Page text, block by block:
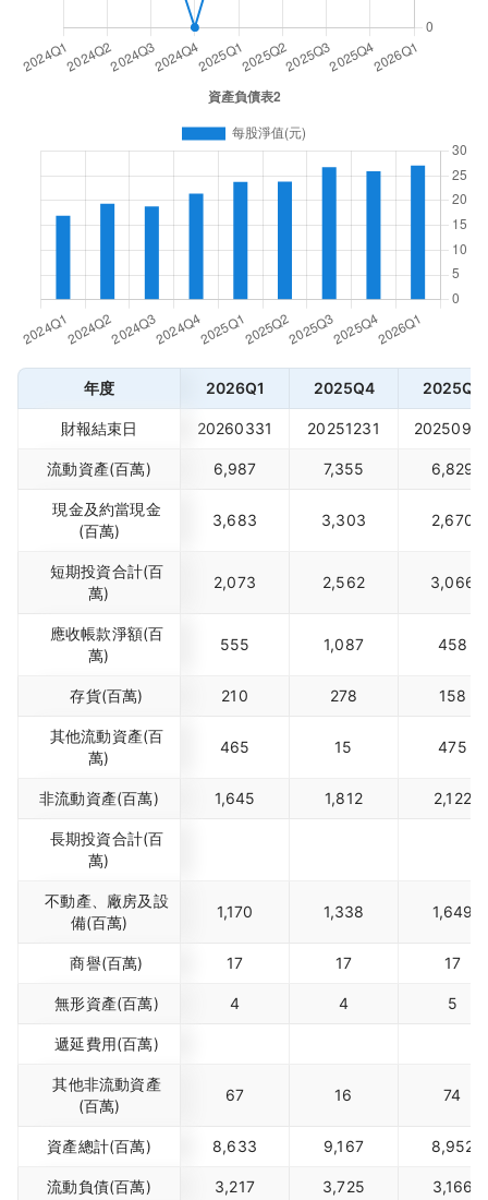
年度 2026Q1 2025Q4 2025Q3
財報結束日 20260331 20251231
流動資產(百萬) 6,987 7,355 6,829
現金及約當現金
(百萬)
3,683 3,303 2,670
短期投資合計(百
萬)
2,073 2,562 3,066
應收帳款淨額(百
萬)
555 1,087 458
存貨(百萬) 210 278 158
其他流動資產(百
萬)
465 15 475
非流動資產(百萬) 1,645 1,812 2,122
長期投資合計(百
萬)
不動產、廠房及設
備(百萬)
1,170 1,338 1,649
商譽(百萬) 17 17 17
無形資產(百萬) 4 4 5
遞延費用(百萬)
其他非流動資產
(百萬)
67 16 74
資產總計(百萬) 8,633 9,167 8,952
流動負債(百萬) 3,217 3,725 3,166